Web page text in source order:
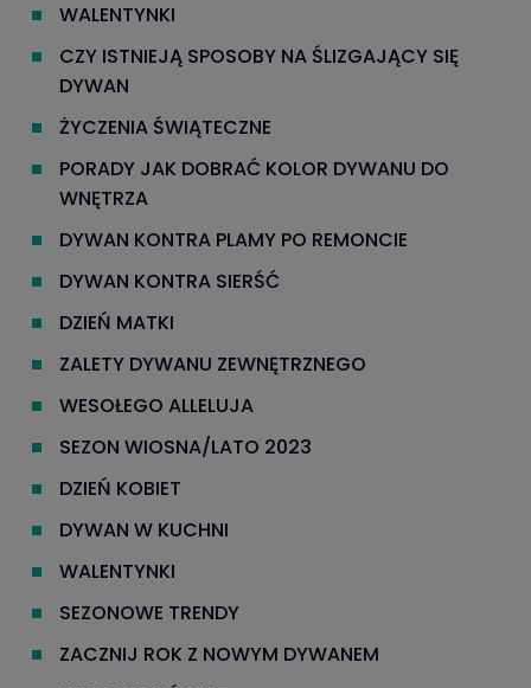
WALENTYNKI
CZY ISTNIEJĄ SPOSOBY NA ŚLIZGAJĄCY SIĘ
DYWAN
ŻYCZENIA ŚWIĄTECZNE
PORADY JAK DOBRAĆ KOLOR DYWANU DO
WNĘTRZA
DYWAN KONTRA PLAMY PO REMONCIE
DYWAN KONTRA SIERŚĆ
DZIEŃ MATKI
ZALETY DYWANU ZEWNĘTRZNEGO
WESOŁEGO ALLELUJA
SEZON WIOSNA/LATO 2023
DZIEŃ KOBIET
DYWAN W KUCHNI
WALENTYNKI
SEZONOWE TRENDY
ZACZNIJ ROK Z NOWYM DYWANEM